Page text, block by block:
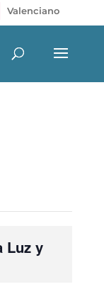
Valenciano
Luz y